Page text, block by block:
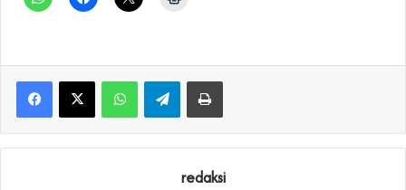
WhatsAppTelegramPrint
redaksi